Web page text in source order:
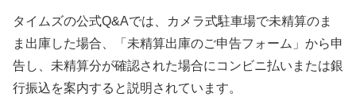
タイムズの公式Q&Aでは、カメラ式駐車場で未精算のま
ま出庫した場合、「未精算出庫のご申告フォーム」から申
告し、未精算分が確認された場合にコンビニ払いまたは銀
行振込を案内すると説明されています。